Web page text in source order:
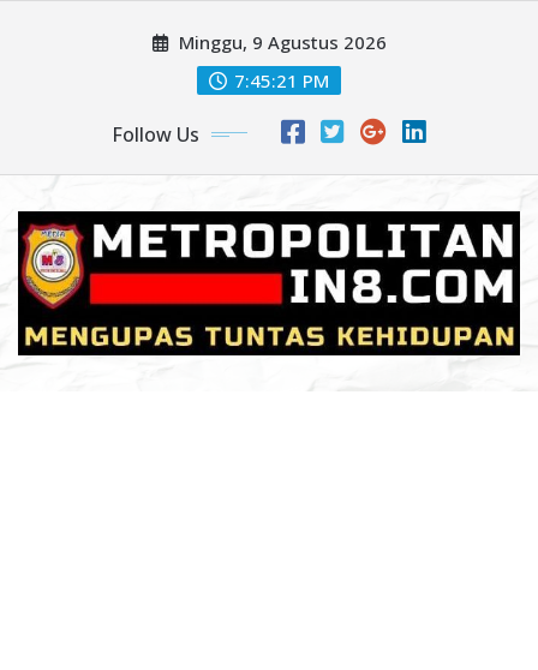
Minggu, 9 Agustus 2026
7:45:23 PM
Follow Us